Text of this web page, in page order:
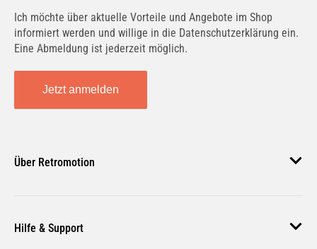
Ich möchte über aktuelle Vorteile und Angebote im Shop
informiert werden und willige in die Datenschutzerklärung ein.
Eine Abmeldung ist jederzeit möglich.
Jetzt anmelden
Über Retromotion
Unsere Jobs
Hilfe & Support